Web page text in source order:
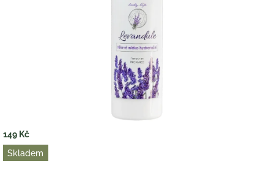
149 Kč
Měrná
cena:
Skladem